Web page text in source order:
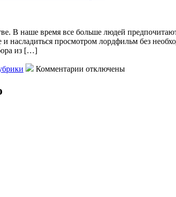
В наше время все больше людей
насладиться просмотром лордфильм без
из […]
Комментарии отключены